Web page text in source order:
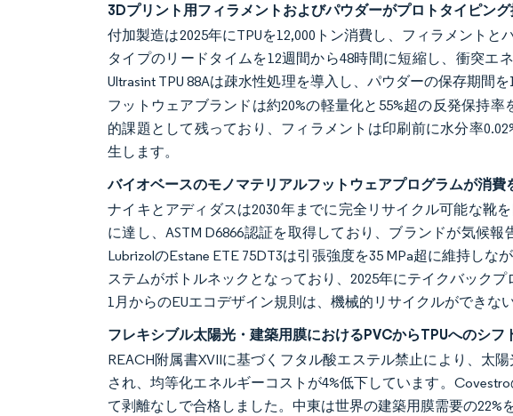
3Dプリント用フィラメントおよびパウダーがプロトタイピン
付加製造は2025年にTPUを12,000トン消費し、フィラメント
タイプのリードタイムを12週間から48時間に短縮し、衝突エ
Ultrasint TPU 88Aは疎水性処理を導入し、パウダーの保存期間
フットウェアブランドは約20%の軽量化と55%超の反発保持
的課題として残っており、フィラメントは印刷前に水分率
生します。
バイオベースのモノマテリアルフットウェアプログラムが消費
ナイキとアディダスは2030年までに完全リサイクル可能な靴
に達し、ASTM D6866認証を取得しており、ブランドが気候
LubrizolのEstane ETE 75DT3は引張強度を35 MPa超に維持し
ステムがボトルネックとなっており、2025年にテイクバック
1月からのEUエコデザイン規則は、機械的リサイクルができな
フレキシブル太陽光・建築用膜におけるPVCからTPUへのシフ
REACH附属書XVIIに基づくフタル酸エステル禁止により、太
され、均等化エネルギーコストが4%低下しています。
て剥離なしで合格しました。中東は世界の建築用膜需要の